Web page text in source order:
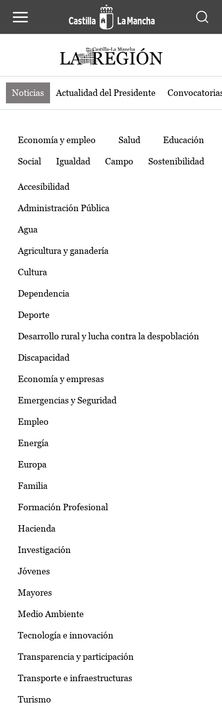
Noticias de la región de Castilla-La
Noticias Actualidad del Presidente
Temas
Economía y empleo Salud Educación
Social Igualdad Campo Sostenibilidad
Accesibilidad
Administración Pública
Agua
Agricultura y ganadería
Cultura
Dependencia
Deporte
Desarrollo rural y lucha contra la despoblación
Discapacidad
Economía y empresas
Emergencias y Seguridad
Empleo
Energía
Europa
Familia
Formación Profesional
Hacienda
Investigación
Jóvenes
Mayores
Medio Ambiente
Tecnología e innovación
Transparencia y participación
Transporte e infraestructuras
Turismo